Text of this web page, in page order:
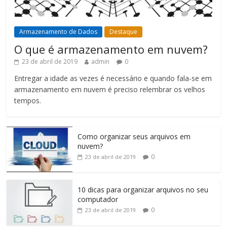
Armazenamento de Dados Destaque
O que é armazenamento em nuvem?
23 de abril de 2019 admin 0
Entregar a idade as vezes é necessário e quando fala-se em
armazenamento em nuvem é preciso relembrar os velhos
tempos.
Como organizar seus arquivos em
nuvem?
23 de abril de 2019 0
10 dicas para organizar arquivos no seu
computador
23 de abril de 2019 0